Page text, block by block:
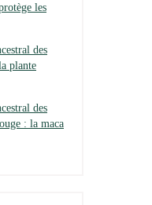
les
des
plante
des
: la maca